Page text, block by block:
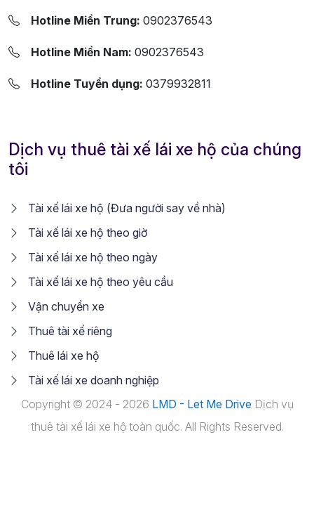
Hotline Miền Trung: 0902376543
Hotline Miền Nam: 0902376543
Hotline Tuyển dụng: 0379932811
Dịch vụ thuê tài xế lái xe hộ của chúng
tôi
Tài xế lái xe hộ (Đưa người say về nhà)
Tài xế lái xe hộ theo giờ
Tài xế lái xe hộ theo ngày
Tài xế lái xe hộ theo yêu cầu
Vận chuyển xe
Thuê tài xế riêng
Thuê lái xe hộ
Tài xế lái xe doanh nghiệp
Copyright © 2024 - 2026 LMD - Let Me Drive Dịch vụ
thuê tài xế lái xe hộ toàn quốc. All Rights Reserved.